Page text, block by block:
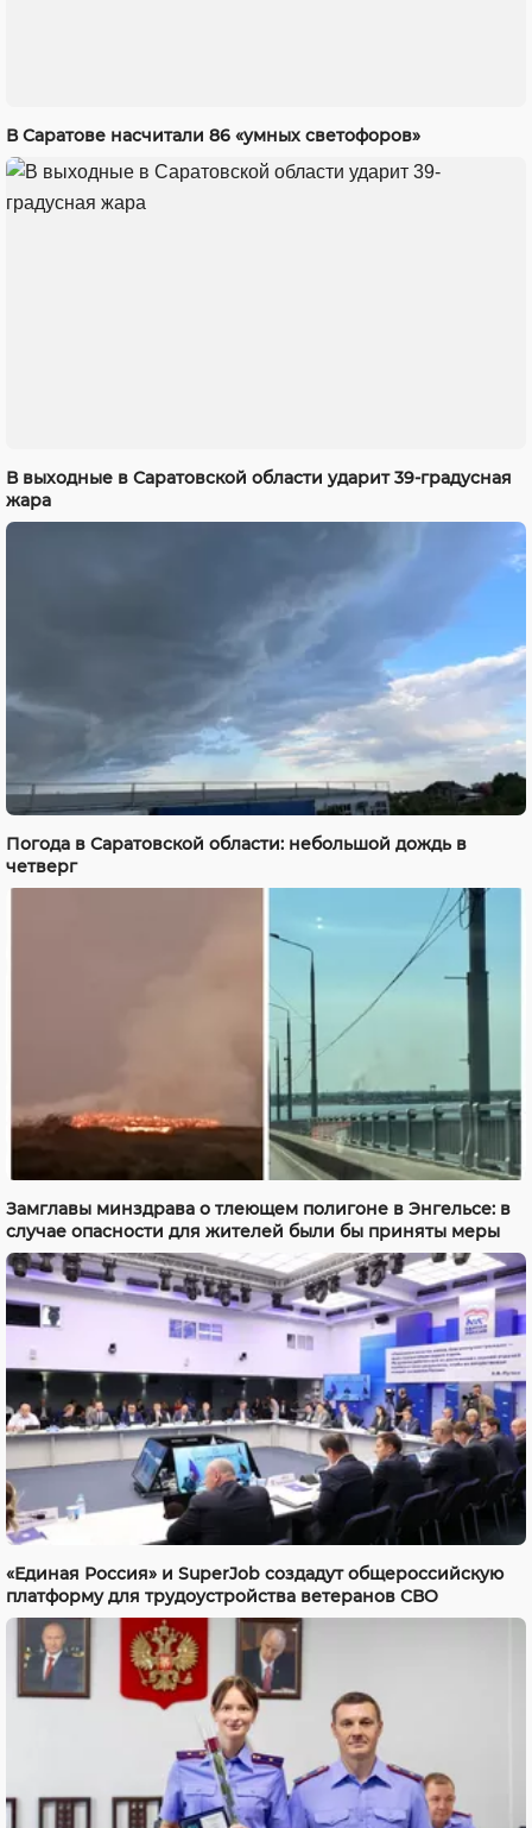
В Саратове насчитали 86 «умных светофоров»
В выходные в Саратовской области ударит 39-градусная
жара
Погода в Саратовской области: небольшой дождь в
четверг
Замглавы минздрава о тлеющем полигоне в Энгельсе: в
случае опасности для жителей были бы приняты меры
«Единая Россия» и SuperJob создадут общероссийскую
платформу для трудоустройства ветеранов СВО